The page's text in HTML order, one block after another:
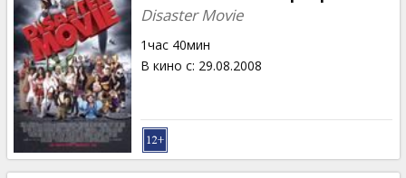
Кинозакуски
B2B
Клуб
Disaster Movie
1час 40мин
В кино с: 29.08.2008